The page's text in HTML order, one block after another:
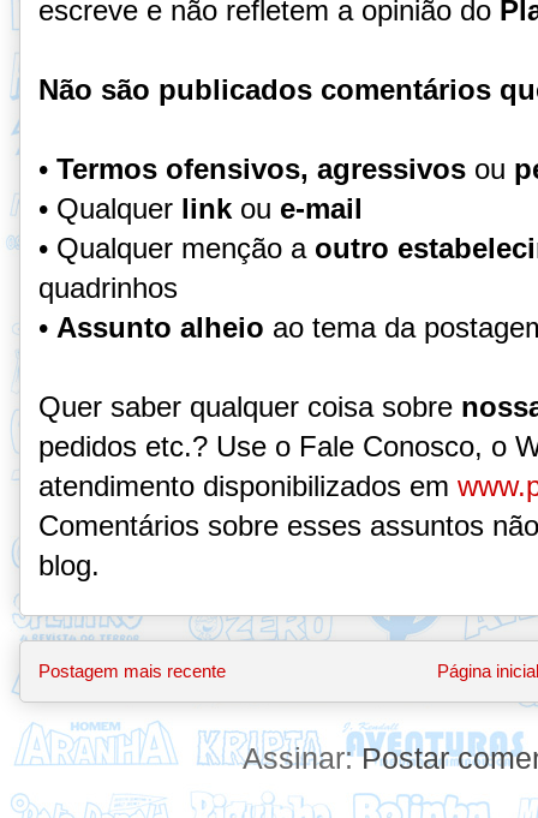
escreve e não refletem a opinião do
Não são publicados comentários
• Termos ofensivos, agressivos ou
• Qualquer link ou e-mail
• Qualquer menção a outro
quadrinhos
• Assunto alheio ao tema da
Quer saber qualquer coisa sobre
pedidos etc.? Use o Fale Conosco, o
atendimento disponibilizados em
Comentários sobre esses assuntos
blog.
Postagem mais recente Página inicial
Assinar:Postar